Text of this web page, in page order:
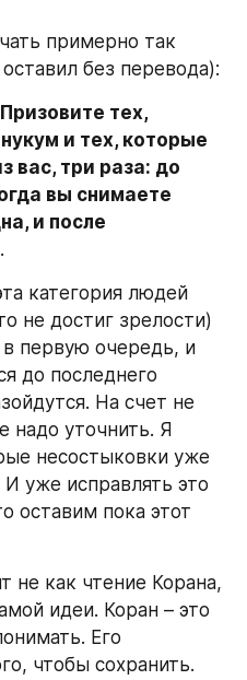
примерно так
без перевода):
тех,
и тех, которые
вас, три раза: до
вы снимаете
и после
категория людей
не достиг зрелости)
первую очередь, и
до последнего
На счет не
надо уточнить. Я
несостыковки уже
И уже исправлять это
оставим пока этот
не как чтение Корана,
идеи. Коран – это
Его
чтобы сохранить.